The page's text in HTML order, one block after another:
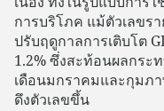
การบริโภค แม้ตัวเลขร
ปรับฤดูกาลการเติบโต
1.2% ซึ่งสะท้อนผลกระ
เดือนมกราคมและกุมภ
ดึงตัวเลขขึ้น